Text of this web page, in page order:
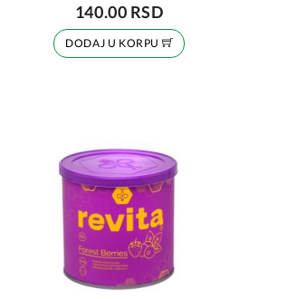
140.00 RSD
DODAJ U KORPU